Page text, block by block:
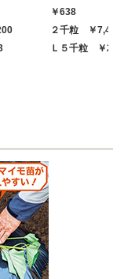
￥638
２千粒 ￥7,480
Ｌ５千粒 ￥